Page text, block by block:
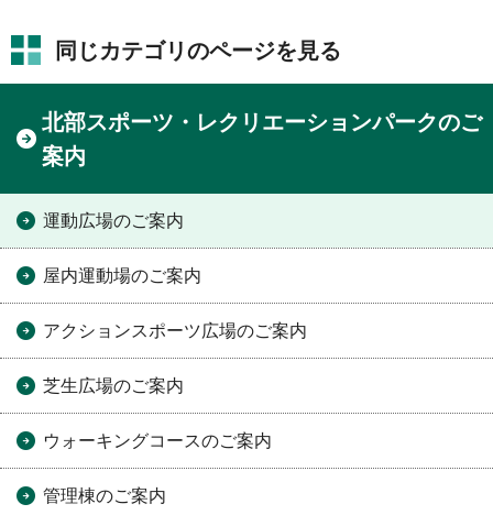
同じカテゴリのページを見る
北部スポーツ・レクリエーションパークのご
案内
運動広場のご案内
屋内運動場のご案内
アクションスポーツ広場のご案内
芝生広場のご案内
ウォーキングコースのご案内
管理棟のご案内